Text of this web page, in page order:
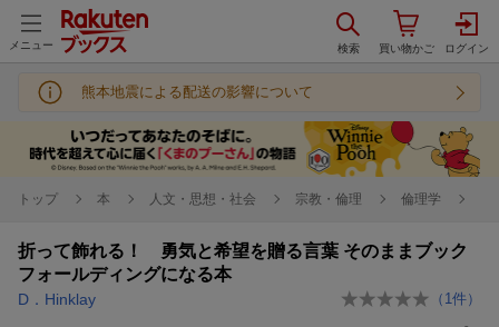
メニュー
熊本地震による配送の影響について
トップ 本 人文・思想・社会 宗教・倫理 倫理学
折って飾れる！ 勇気と希望を贈る言葉 そのままブック
フォールディングになる本
D．Hinklay （ 1 件）